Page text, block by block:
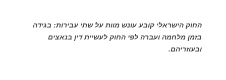
החוק הישראלי קובע עונש מוות על שתי עבירות: בגידה
בזמן מלחמה ועברה לפי החוק לעשיית דין בנאצים
ובעוזריהם.